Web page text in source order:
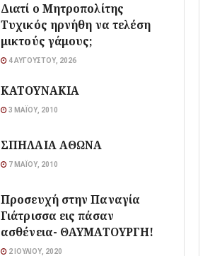
Διατί ο Μητροπολίτης
Τυχικός ηρνήθη να τελέση
μικτούς γάμους;
4 ΑΥΓΟΎΣΤΟΥ, 2026
ΚΑΤΟΥΝΑΚΙΑ
3 ΜΑΪ́ΟΥ, 2010
ΣΠΗΛΑΙΑ ΑΘΩΝΑ
7 ΜΑΪ́ΟΥ, 2010
Προσευχή στην Παναγία
Γιάτρισσα εις πάσαν
ασθένεια- ΘΑΥΜΑΤΟΥΡΓΗ!
2 ΙΟΥΛΊΟΥ, 2020